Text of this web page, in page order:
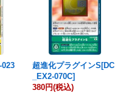
023
超進化プラグインS[DC
_EX2-070C]
380円(税込)